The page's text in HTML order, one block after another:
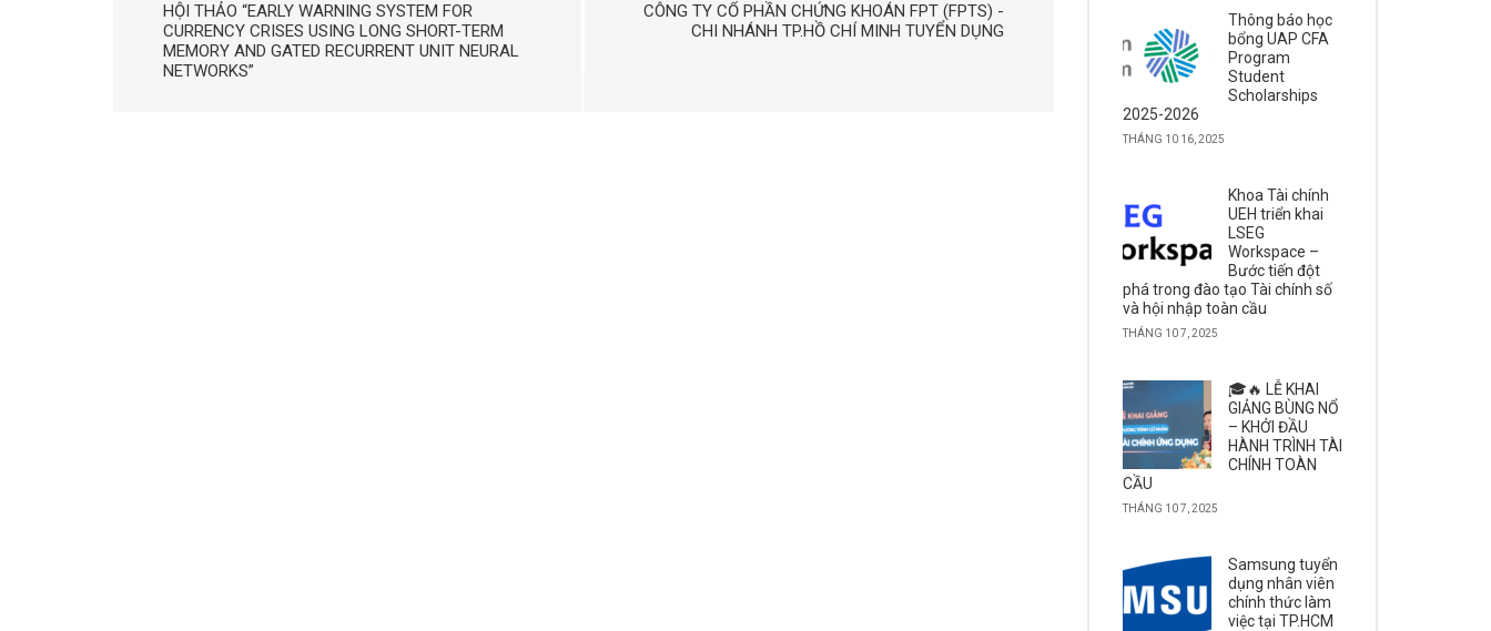
HỘI THẢO “EARLY WARNING SYSTEM FOR
CURRENCY CRISES USING LONG SHORT-TERM
MEMORY AND GATED RECURRENT UNIT NEURAL
NETWORKS”
CÔNG TY CỔ PHẦN CHỨNG KHOÁN FPT (FPTS) -
CHI NHÁNH TP.HỒ CHÍ MINH TUYỂN DỤNG
Thông báo học
bổng UAP CFA
Program
Student
Scholarships
2025-2026
THÁNG 10 16, 2025
Khoa Tài chính
UEH triển khai
LSEG
Workspace –
Bước tiến đột
phá trong đào tạo Tài chính số
và hội nhập toàn cầu
THÁNG 10 7, 2025
🎓🔥 LỄ KHAI
GIẢNG BÙNG NỔ
– KHỞI ĐẦU
HÀNH TRÌNH TÀI
CHÍNH TOÀN
CẦU
THÁNG 10 7, 2025
Samsung tuyển
dụng nhân viên
chính thức làm
việc tại TP.HCM